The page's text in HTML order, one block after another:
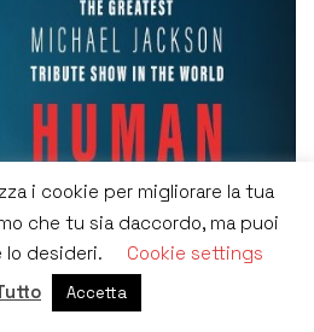
i cookie per migliorare la tua
che tu sia daccordo, ma puoi
lo desideri.
Cookie settings
Accetta